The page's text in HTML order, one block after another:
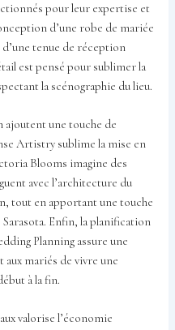
pour leur expertise et
d’une robe de mariée
tenue de réception
est pensé pour sublimer la
la scénographie du lieu.
ajoutent une touche de
Artistry sublime la mise en
Blooms imagine des
avec l’architecture du
tout en apportant une touche
Enfin, la planification
Planning assure une
mariés de vivre une
à la fin.
valorise l’économie